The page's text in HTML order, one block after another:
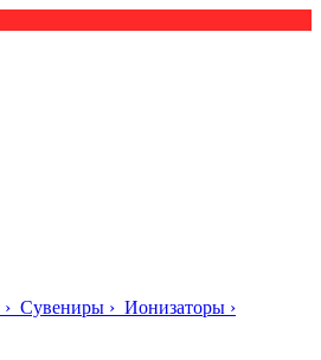
› Сувениры › Ионизаторы ›